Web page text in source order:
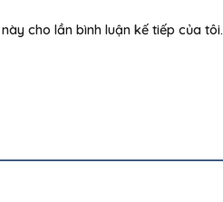
cho lần bình luận kế tiếp của tôi.